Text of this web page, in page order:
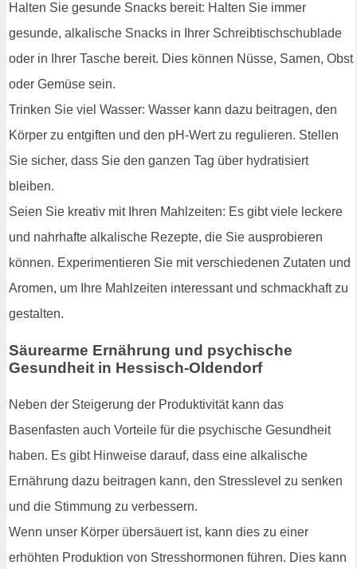
Halten Sie gesunde Snacks bereit: Halten Sie immer
gesunde, alkalische Snacks in Ihrer Schreibtischschublade
oder in Ihrer Tasche bereit. Dies können Nüsse, Samen, Obst
oder Gemüse sein.
Trinken Sie viel Wasser: Wasser kann dazu beitragen, den
Körper zu entgiften und den pH-Wert zu regulieren. Stellen
Sie sicher, dass Sie den ganzen Tag über hydratisiert
bleiben.
Seien Sie kreativ mit Ihren Mahlzeiten: Es gibt viele leckere
und nahrhafte alkalische Rezepte, die Sie ausprobieren
können. Experimentieren Sie mit verschiedenen Zutaten und
Aromen, um Ihre Mahlzeiten interessant und schmackhaft zu
gestalten.
Säurearme Ernährung und psychische
Gesundheit in Hessisch-Oldendorf
Neben der Steigerung der Produktivität kann das
Basenfasten auch Vorteile für die psychische Gesundheit
haben. Es gibt Hinweise darauf, dass eine alkalische
Ernährung dazu beitragen kann, den Stresslevel zu senken
und die Stimmung zu verbessern.
Wenn unser Körper übersäuert ist, kann dies zu einer
erhöhten Produktion von Stresshormonen führen. Dies kann